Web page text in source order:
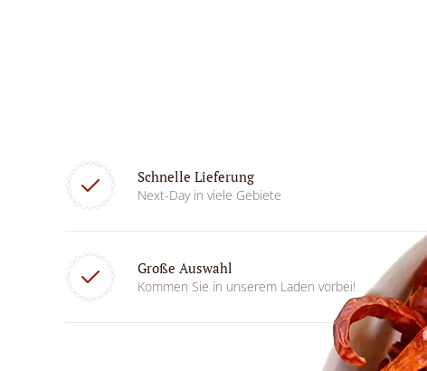
Schnelle Lieferung
Next-Day in viele Gebiete
Große Auswahl
Kommen Sie in unserem Laden vorbei!